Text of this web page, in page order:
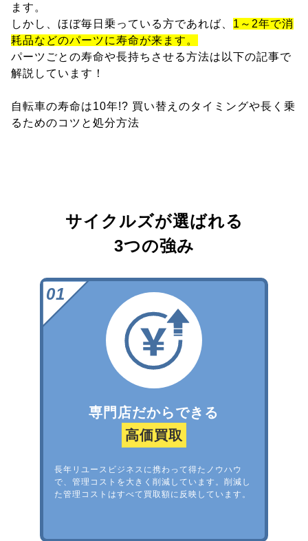
ます。
しかし、ほぼ毎日乗っている方であれば、 1～2年で消
耗品などのパーツに寿命が来ます。
パーツごとの寿命や長持ちさせる方法は以下の記事で
解説しています！
自転車の寿命は10年!? 買い替えのタイミングや長く乗
るためのコツと処分方法
サイクルズが選ばれる
3つの強み
専門店だからできる
高価買取
長年リユースビジネスに携わって得たノウハウ
で、管理コストを大きく削減しています。削減し
た管理コストはすべて買取額に反映しています。